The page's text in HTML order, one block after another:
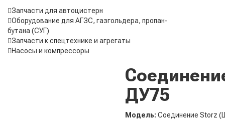
Запчасти для автоцистерн
Оборудование для АГЗС, газгольдера, пропан-
бутана (СУГ)
Запчасти к спецтехнике и агрегаты
Насосы и компрессоры
ДУ75
Модель: Соединение Storz